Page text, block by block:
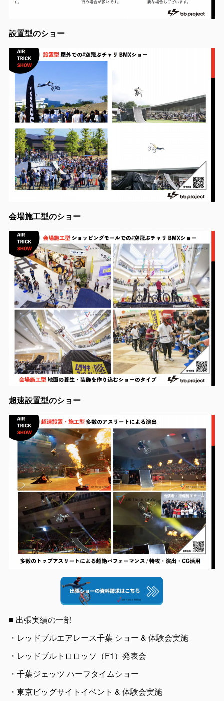
設置型のショー
会場施工型のショー
超速設置型のショー
■ 出張実績の一部
・レッドブルエアレース千葉 ショー & 体験会実施
・レッドブルトロロッソ（F1）発表会
・千葉ジェッツ ハーフタイムショー
・東京ビッグサイトイベント & 体験会実施